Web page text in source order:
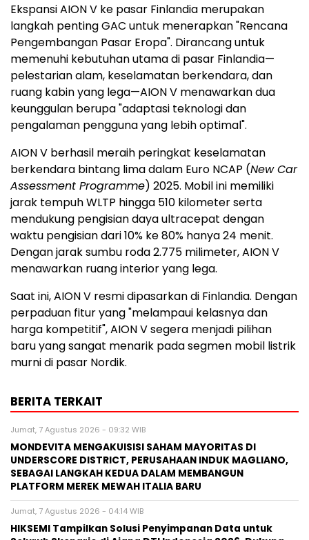
Ekspansi AION V ke pasar Finlandia merupakan
langkah penting GAC untuk menerapkan "Rencana
Pengembangan Pasar Eropa". Dirancang untuk
memenuhi kebutuhan utama di pasar Finlandia—
pelestarian alam, keselamatan berkendara, dan
ruang kabin yang lega—AION V menawarkan dua
keunggulan berupa "adaptasi teknologi dan
pengalaman pengguna yang lebih optimal".
AION V berhasil meraih peringkat keselamatan
berkendara bintang lima dalam Euro NCAP (New Car
Assessment Programme) 2025. Mobil ini memiliki
jarak tempuh WLTP hingga 510 kilometer serta
mendukung pengisian daya ultracepat dengan
waktu pengisian dari 10% ke 80% hanya 24 menit.
Dengan jarak sumbu roda 2.775 milimeter, AION V
menawarkan ruang interior yang lega.
Saat ini, AION V resmi dipasarkan di Finlandia. Dengan
perpaduan fitur yang "melampaui kelasnya dan
harga kompetitif", AION V segera menjadi pilihan
baru yang sangat menarik pada segmen mobil listrik
murni di pasar Nordik.
BERITA TERKAIT
Jumat, 7 Agustus 2026 - 09:32 WIB
MONDEVITA MENGAKUISISI SAHAM MAYORITAS DI
UNDERSCORE DISTRICT, PERUSAHAAN INDUK MAGLIANO,
SEBAGAI LANGKAH KEDUA DALAM MEMBANGUN
PLATFORM MEREK MEWAH ITALIA BARU
Jumat, 7 Agustus 2026 - 04:14 WIB
HIKSEMI Tampilkan Solusi Penyimpanan Data untuk